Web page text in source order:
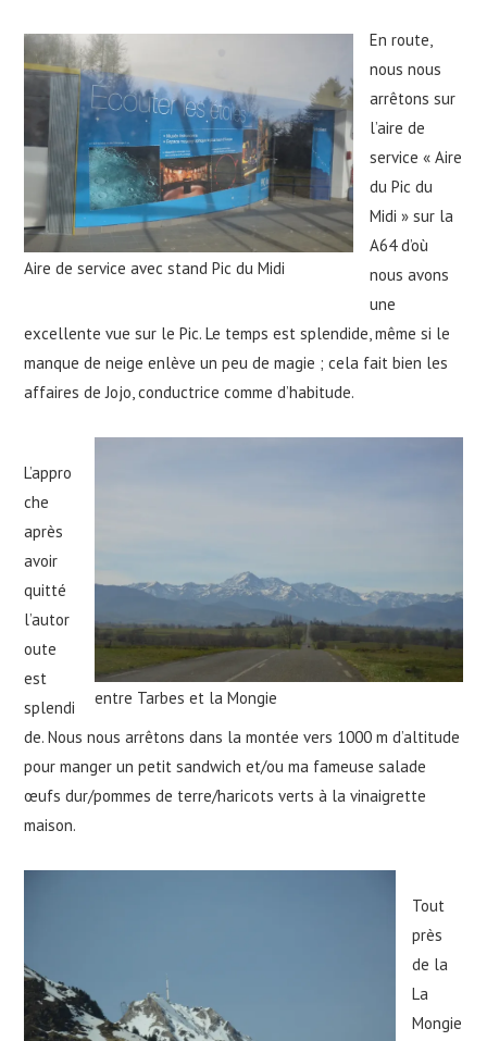
Aire de service avec stand Pic du Midi
En route,
nous nous
arrêtons sur
l’aire de
service « Aire
du Pic du
Midi » sur la
A64 d’où
nous avons
une
excellente vue sur le Pic. Le temps est splendide, même si le
manque de neige enlève un peu de magie ; cela fait bien les
affaires de Jojo, conductrice comme d’habitude.
entre Tarbes et la Mongie
L’appro
che
après
avoir
quitté
l’autor
oute
est
splendi
de. Nous nous arrêtons dans la montée vers 1000 m d’altitude
pour manger un petit sandwich et/ou ma fameuse salade
œufs dur/pommes de terre/haricots verts à la vinaigrette
maison.
Tout
près
de la
La
Mongie